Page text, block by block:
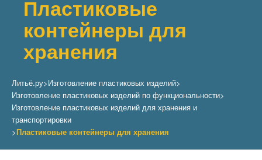
Пластиковые
контейнеры для
хранения
Литьё.ру>Изготовление пластиковых изделий>
Изготовление пластиковых изделий по функциональности>
Изготовление пластиковых изделий для хранения и
транспортировки
>Пластиковые контейнеры для хранения